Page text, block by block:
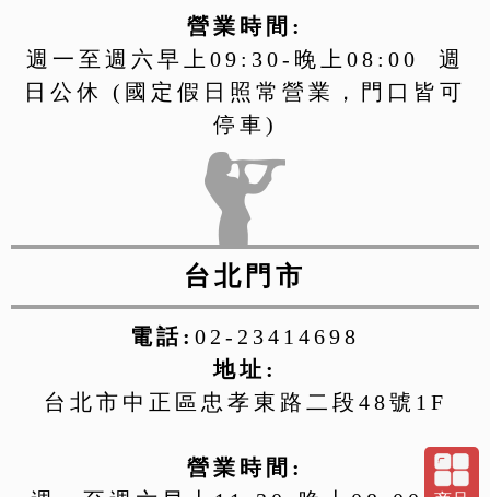
營業時間:
週一至週六早上09:30-晚上08:00 週
日公休 (國定假日照常營業，門口皆可
停車)
台北門市
電話: 02-23414698
地址:
台北市中正區忠孝東路二段48號1F
營業時間: